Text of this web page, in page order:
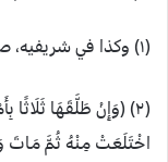
(۱) وکذا في شريفيه، ص: ١٧
(۲) (وَإِنْ طَلَّقَهَا
اخْتَلَعَتْ مِنْهُ ثُمَّ مَاتَ